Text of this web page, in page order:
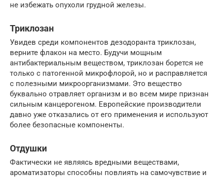
не избежать опухоли грудной железы.
Триклозан
Увидев среди компонентов дезодоранта триклозан,
верните флакон на место. Будучи мощным
антибактериальным веществом, триклозан борется не
только с патогенной микрофлорой, но и расправляется
с полезными микроорганизмами. Это вещество
буквально отравляет организм и во всем мире признан
сильным канцерогеном. Европейские производители
давно уже отказались от его применения и используют
более безопасные компоненты.
Отдушки
Фактически не являясь вредными веществами,
ароматизаторы способны повлиять на самочувствие и